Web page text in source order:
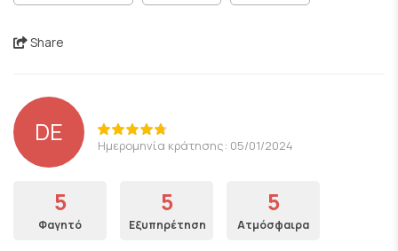
Share
DE Ημερομηνία κράτησης: 05/01/2024
5
Φαγητό
5
Εξυπηρέτηση
5
Ατμόσφαιρα